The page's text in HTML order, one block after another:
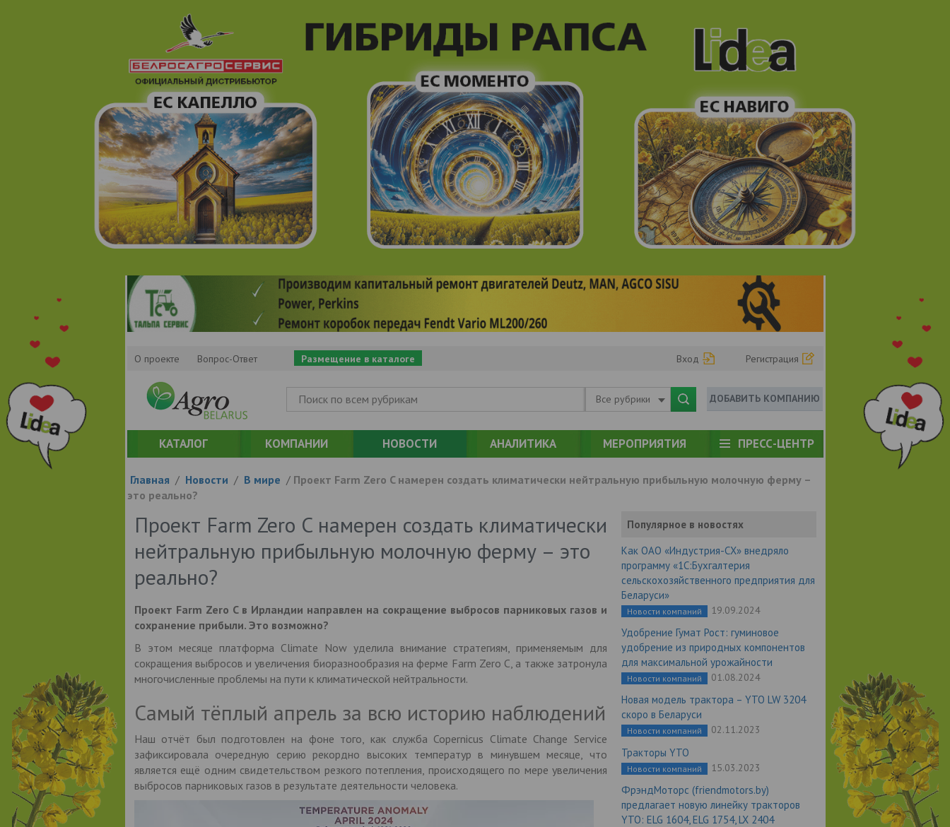
О проекте Вопрос-Ответ Размещение в каталоге Вход Регистрация
Все рубрики ДОБАВИТЬ КОМПАНИЮ
КАТАЛОГ КОМПАНИИ НОВОСТИ АНАЛИТИКА МЕРОПРИЯТИЯ ПРЕСС-ЦЕНТР
Главная / Новости / В мире / Проект Farm Zero C намерен создать климатически нейтральную прибыльную молочную ферму –
это реально?
Проект Farm Zero C намерен создать климатически
нейтральную прибыльную молочную ферму – это
реально?
Проект Farm Zero C в Ирландии направлен на сокращение выбросов парниковых газов и
сохранение прибыли. Это возможно?
В этом месяце платформа Climate Now уделила внимание стратегиям, применяемым для
сокращения выбросов и увеличения биоразнообразия на ферме Farm Zero C, а также затронула
многочисленные проблемы на пути к климатической нейтральности.
Самый тёплый апрель за всю историю наблюдений
Наш отчёт был подготовлен на фоне того, как служба Copernicus Climate Change Service
зафиксировала очередную серию рекордно высоких температур в минувшем месяце, что
является ещё одним свидетельством резкого потепления, происходящего по мере увеличения
выбросов парниковых газов в результате деятельности человека.
Популярное в новостях
Как ОАО «Индустрия-СХ» внедряло
программу «1С:Бухгалтерия
сельскохозяйственного предприятия для
Беларуси»
Новости компаний 19.09.2024
Удобрение Гумат Рост: гуминовое
удобрение из природных компонентов
для максимальной урожайности
Новости компаний 01.08.2024
Новая модель трактора – YTO LW 3204
скоро в Беларуси
Новости компаний 02.11.2023
Тракторы YTO
Новости компаний 15.03.2023
ФрэндМоторс (friendmotors.by)
предлагает новую линейку тракторов
YTO: ELG 1604, ELG 1754, LX 2404